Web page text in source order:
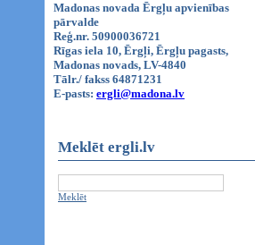
Madonas novada Ērgļu apvienības
pārvalde
Reģ.nr. 50900036721
Rīgas iela 10, Ērgļi, Ērgļu pagasts,
Madonas novads, LV-4840
Tālr./ fakss 64871231
E-pasts: ergli@madona.lv
Meklēt ergli.lv
Meklēt